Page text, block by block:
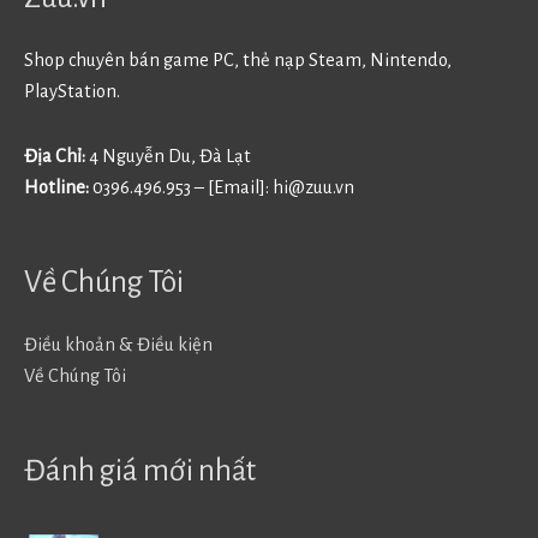
Shop chuyên bán game PC, thẻ nạp Steam, Nintendo,
PlayStation.
Địa Chỉ:4 Nguyễn Du, Đà Lạt
Hotline:0396.496.953 – [Email]: hi@zuu.vn
Về Chúng Tôi
Điều khoản & Điều kiện
Về Chúng Tôi
Đánh giá mới nhất